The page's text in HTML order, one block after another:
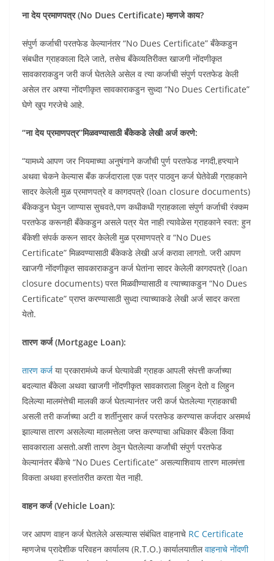
ना देय प्रमाणपत्र (No Dues Certificate) म्हणजे काय?
संपुर्ण कर्जाची परतफेड केल्यानंतर “No Dues Certificate” बँकेकडुन
संबधीत ग्राहकाला दिले जाते, तसेच बँकेव्यतिरीक्त खाजगी नोंदणीकृत
सावकाराकडुन जरी कर्ज घेतलेले असेल व त्या कर्जाची संपुर्ण परतफेड केली
असेल तर अश्या नोंदणीकृत सावकाराकडुन सुध्दा “No Dues Certificate”
घेणे खुप गरजेचे आहे.
“ना देय प्रमाणपत्र”मिळवण्यासाठी बँकेकडे लेखी अर्ज करणे:
“यामध्ये आपण जर नियमाच्या अनुषंगाने कर्जांची पुर्ण परतफेड नगदी,हप्त्याने
अथवा चेकने केल्यास बँक कर्जदाराला एक पत्र पाठवुन कर्ज घेतेवेळी ग्राहकाने
सादर केलेली मुळ प्रमाणपत्रे व कागदपत्रे (loan closure documents)
बँकेकडुन घेवुन जाण्यास सुचवते,पण कधीकधी ग्राहकाला संपुर्ण कर्जाची रंक्कम
परतफेड करूनही बँकेकडुन असले पत्र येत नाही त्यावेळेस ग्राहकाने स्वत: हुन
बँकेशी संपर्क करून सादर केलेली मुळ प्रमाणपत्रे व “No Dues
Certificate” मिळवण्यासाठी बँकेकडे लेखी अर्ज करावा लागतो. जरी आपण
खाजगी नोंदणीकृत सावकाराकडुन कर्ज घेतांना सादर केलेली कागदपत्रे (loan
closure documents) परत मिळवीण्यासाठी व त्याच्याकडुन “No Dues
Certificate” प्राप्त करण्यासाठी सुध्दा त्याच्याकडे लेखी अर्ज सादर करता
येतो.
तारण कर्ज (Mortgage Loan):
तारण कर्ज या प्रकारामंध्ये कर्ज घेत्यावेळी ग्राहक आपली संपत्ती कर्जाच्या
बदल्यात बँकेला अथवा खाजगी नोंदणीकृत सावकाराला लिहुन देतो व लिहुन
दिलेल्या मालमंत्तेची मालकी कर्ज घेतल्यानंतर जरी कर्ज घेतलेल्या ग्राहकाची
असली तरी कर्जाच्या अटी व शर्तीनुसार कर्ज परतफेड करण्यास कर्जदार असमर्थ
झाल्यास तारण असलेल्या मालमत्तेला जप्त करण्याचा अधिकार बँकेला किंवा
सावकाराला असतो.अशी तारण ठेवुन घेतलेल्या कर्जांची संपुर्ण परतफेड
केल्यानंतर बँकेचे “No Dues Certificate” असल्याशिवाय तारण मालमंत्ता
विकता अथवा हस्तांतरीत करता येत नाही.
वाहन कर्ज (Vehicle Loan):
जर आपण वाहन कर्ज घेतलेले असल्यास संबंधित वाहनाचे RC Certificate
म्हणजेच प्रादेशीक परिवहन कार्यालय (R.T.O.) कार्यालयातीलवाहनाचे नोंदणी